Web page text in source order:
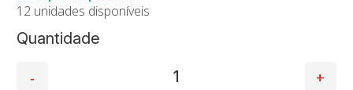
Quantidade
12 unidades disponíveis